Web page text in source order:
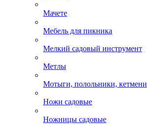
Мачете
Мебель для пикника
Мелкий садовый инструмент
Метлы
Мотыги, полольники, кетмени
Ножи садовые
Ножницы садовые